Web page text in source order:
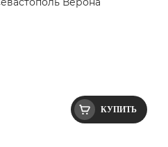
КУПИТЬ